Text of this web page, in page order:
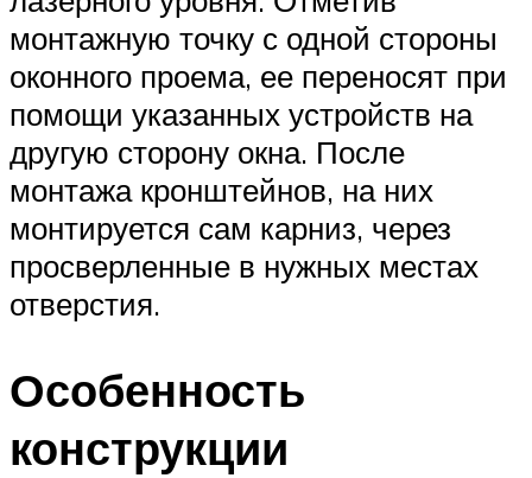
монтажную точку с одной стороны
оконного проема, ее переносят при
помощи указанных устройств на
другую сторону окна. После
монтажа кронштейнов, на них
монтируется сам карниз, через
просверленные в нужных местах
отверстия.
Особенность
конструкции